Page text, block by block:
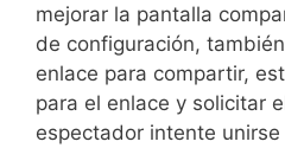
mejorar la pantalla
de configuración,
enlace para compartir,
para el enlace y solicitar
espectador intente